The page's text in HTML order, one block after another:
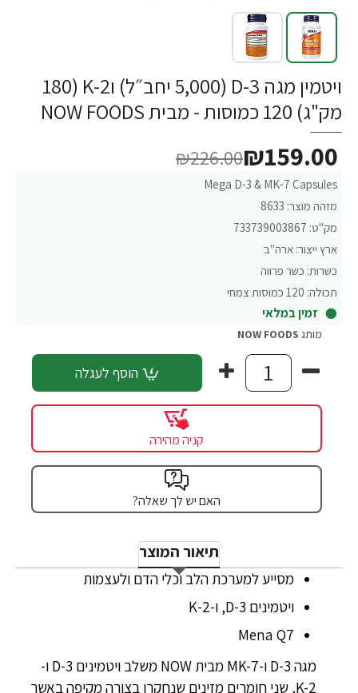
ויטמין מגה D-3 (5,000 יחב״ל) וK-2 (180
מק"ג) 120 כמוסות - מבית NOW FOODS
Mega D-3 & MK-7 Capsules
מזהה מוצר: 8633
מק"ט: 733739003867
ארץ ייצור: ארה"ב
כשרות: כשר פרווה
תכולה: 120 כמוסות צמחי
זמין במלאי
₪159.00
₪226.00
מותג NOW FOODS
הוסף לעגלה
קניה מהירה
האם יש לך שאלה?
תיאור המוצר
מסייע למערכת הלב וכלי הדם ולעצמות
ויטמינים 3-D, ו-2-K
Mena Q7
מגה D-3 ו-MK-7 מבית NOW‎ משלב ויטמינים D-3 ו-
K-2, שני חומרים מזינים שנחקרו בצורה מקיפה באשר